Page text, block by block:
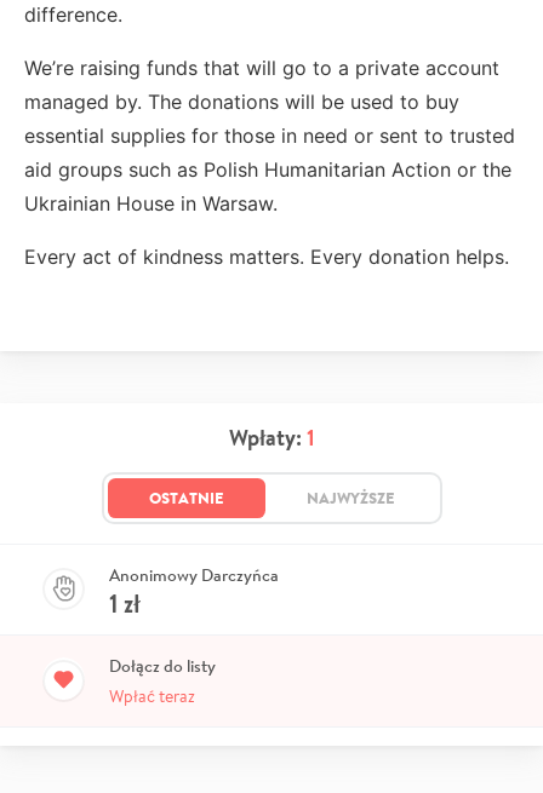
difference.
We’re raising funds that will go to a private account
managed by. The donations will be used to buy
essential supplies for those in need or sent to trusted
aid groups such as Polish Humanitarian Action or the
Ukrainian House in Warsaw.
Every act of kindness matters. Every donation helps.
Wpłaty: 1
OSTATNIE NAJWYŻSZE
Anonimowy Darczyńca
1 zł
Dołącz do listy
Wpłać teraz